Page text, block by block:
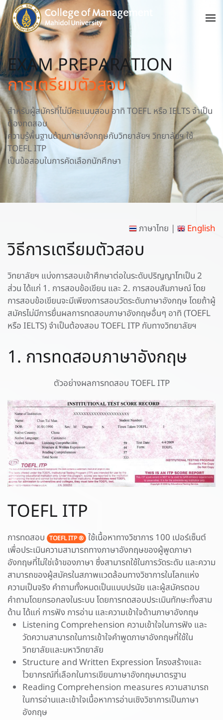
EXAM PREPARATION
การเตรียมตัวสอบ
สำหรับผู้สมัครที่ไม่มีคะแนนสอบ อาทิ TOEFL หรือ IELTS จำเป็น
ต้องทดสอบ
ความรู้พื้นฐานด้านภาษาอังกฤษกับวิทยาลัยฯ วิทยาลัยฯ ใช้
TOEFL ITP
เป็นข้อสอบในการคัดเลือกนักศึกษา
ภาษาไทย | English
วิธีการเตรียมตัวสอบ
วิทยาลัยฯ แบ่งการสอบเข้าศึกษาต่อในระดับปริญญาโทเป็น 2
ส่วน ได้แก่ 1. การสอบข้อเขียน และ 2. การสอบสัมภาษณ์ โดย
การสอบข้อเขียนจะมีเพียงการสอบวัดระดับภาษาอังกฤษ โดยถ้าผู้
สมัครไม่มีการยื่นผลการทดสอบภาษาอังกฤษอื่นๆ อาทิ (TOEFL
หรือ IELTS) จำเป็นต้องสอบ TOEFL ITP กับทางวิทยาลัยฯ
1. การทดสอบภาษาอังกฤษ
ตัวอย่างผลการทดสอบ TOEFL ITP
TOEFL ITP
การทดสอบ TOEFL ITP ® ใช้เนื้อหาทางวิชาการ 100 เปอร์เซ็นต์
เพื่อประเมินความสามารถทางภาษาอังกฤษของผู้พูดภาษา
อังกฤษที่ไม่ใช่เจ้าของภาษา ซึ่งสามารถใช้ในการวัดระดับ และความ
สามารถของผู้สมัครในสภาพแวดล้อมทางวิชาการในโลกแห่ง
ความเป็นจริง คำถามทั้งหมดเป็นแบบปรนัย และผู้สมัครตอบ
คำถามโดยกรอกลงในระบบ โดยการทดสอบประเมินทักษะทั้งสาม
ด้าน ได้แก่ การฟัง การอ่าน และความเข้าใจด้านภาษาอังกฤษ
Listening Comprehension ความเข้าใจในการฟัง และ
วัดความสามารถในการเข้าใจคำพูดภาษาอังกฤษที่ใช้ใน
วิทยาลัยและมหาวิทยาลัย
Structure and Written Expression โครงสร้างและ
ไวยากรณ์ที่เลือกในการเขียนภาษาอังกฤษมาตรฐาน
Reading Comprehension measures ความสามารถ
ในการอ่านและเข้าใจเนื้อหาการอ่านเชิงวิชาการเป็นภาษา
อังกฤษ